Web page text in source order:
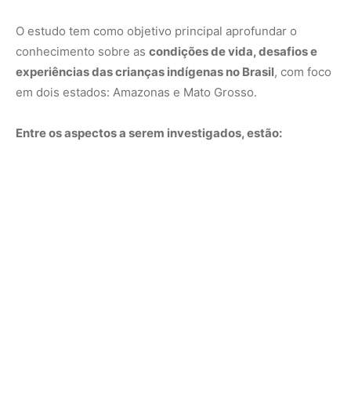
O estudo tem como objetivo principal aprofundar o
conhecimento sobre as condições de vida, desafios e
experiências das crianças indígenas no Brasil, com foco
em dois estados: Amazonas e Mato Grosso.
Entre os aspectos a serem investigados, estão: